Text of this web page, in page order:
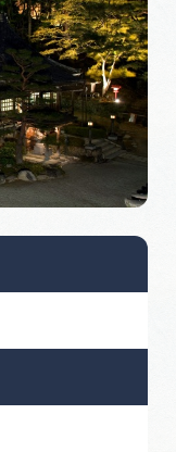
行きたいリストを見る